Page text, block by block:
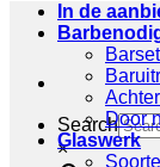
Search
×
In de
Door
Glaswerk